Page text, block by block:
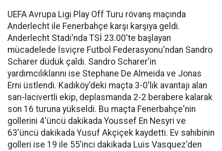
UEFA Avrupa Ligi Play Off Turu rövanş maçında
Anderlecht ile Fenerbahçe karşı karşıya geldi.
Anderlecht Stadı'nda TSİ 23.00'te başlayan
mücadelede İsviçre Futbol Federasyonu'ndan Sandro
Scharer düdük çaldı. Sandro Scharer'in
yardımcılıklarını ise Stephane De Almeida ve Jonas
Erni üstlendi. Kadıköy'deki maçta 3-0'lık avantajı alan
sarı-lacivertli ekip, deplasmanda 2-2 berabere kalarak
son 16 turuna yükseldi. Bu maçta Fenerbahçe'nin
gollerini 4'üncü dakikada Youssef En Nesyri ve
63'üncü dakikada Yusuf Akçiçek kaydetti. Ev sahibinin
golleri ise 19 ile 55'inci dakikada Luis Vasquez'den